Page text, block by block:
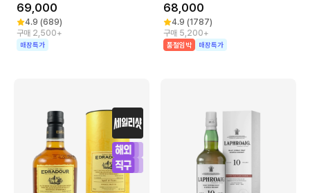
69,000
4.9 (689)
구매 2,500+
매장특가
68,000
4.9 (1787)
구매 5,200+
품절임박 매장특가